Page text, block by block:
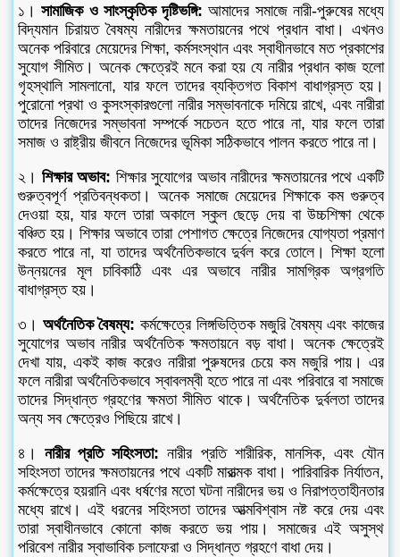
১।সামাজিক ও সাংস্কৃতিক দৃষ্টিভঙ্গি: আমাদের সমাজে নারী-পুরুষের মধ্যে
বিদ্যমান চিরায়ত বৈষম্য নারীদের ক্ষমতায়নের পথে প্রধান বাধা। এখনও
অনেক পরিবারে মেয়েদের শিক্ষা, কর্মসংস্থান এবং স্বাধীনভাবে মত প্রকাশের
সুযোগ সীমিত। অনেক ক্ষেত্রেই মনে করা হয় যে নারীর প্রধান কাজ হলো
গৃহস্থালি সামলানো, যার ফলে তাদের ব্যক্তিগত বিকাশ বাধাগ্রস্ত হয়।
পুরোনো প্রথা ও কুসংস্কারগুলো নারীর সম্ভাবনাকে দমিয়ে রাখে, এবং নারীরা
তাদের নিজেদের সম্ভাবনা সম্পর্কে সচেতন হতে পারে না, যার ফলে তারা
সমাজ ও রাষ্ট্রীয় জীবনে নিজেদের ভূমিকা সঠিকভাবে পালন করতে পারে না।
২। শিক্ষার অভাব: শিক্ষার সুযোগের অভাব নারীদের ক্ষমতায়নের পথে একটি
গুরুত্বপূর্ণ প্রতিবন্ধকতা। অনেক সমাজে মেয়েদের শিক্ষাকে কম গুরুত্ব
দেওয়া হয়, যার ফলে তারা অকালে স্কুল ছেড়ে দেয় বা উচ্চশিক্ষা থেকে
বঞ্চিত হয়। শিক্ষার অভাবে তারা পেশাগত ক্ষেত্রে নিজেদের যোগ্যতা প্রমাণ
করতে পারে না, যা তাদের অর্থনৈতিকভাবে দুর্বল করে তোলে। শিক্ষা হলো
উন্নয়নের মূল চাবিকাঠি এবং এর অভাবে নারীর সামগ্রিক অগ্রগতি
বাধাগ্রস্ত হয়।
৩। অর্থনৈতিক বৈষম্য: কর্মক্ষেত্রে লিঙ্গভিত্তিক মজুরি বৈষম্য এবং কাজের
সুযোগের অভাব নারীর অর্থনৈতিক ক্ষমতায়নে বড় বাধা। অনেক ক্ষেত্রেই
দেখা যায়, একই কাজ করেও নারীরা পুরুষদের চেয়ে কম মজুরি পায়। এর
ফলে নারীরা অর্থনৈতিকভাবে স্বাবলম্বী হতে পারে না এবং পরিবারে বা সমাজে
তাদের সিদ্ধান্ত গ্রহণের ক্ষমতা সীমিত থাকে। অর্থনৈতিক দুর্বলতা তাদের
অন্য সব ক্ষেত্রেও পিছিয়ে রাখে।
৪।নারীর প্রতি সহিংসতা: নারীর প্রতি শারীরিক, মানসিক, এবং যৌন
সহিংসতা তাদের ক্ষমতায়নের পথে একটি মারাত্মক বাধা। পারিবারিক নির্যাতন,
কর্মক্ষেত্রে হয়রানি এবং ধর্ষণের মতো ঘটনা নারীদের ভয় ও নিরাপত্তাহীনতার
মধ্যে রাখে। এই ধরনের সহিংসতা তাদের আত্মবিশ্বাস নষ্ট করে দেয় এবং
তারা স্বাধীনভাবে কোনো কাজ করতে ভয় পায়। সমাজের এই অসুস্থ
পরিবেশ নারীর স্বাভাবিক চলাফেরা ও সিদ্ধান্ত গ্রহণে বাধা দেয়।